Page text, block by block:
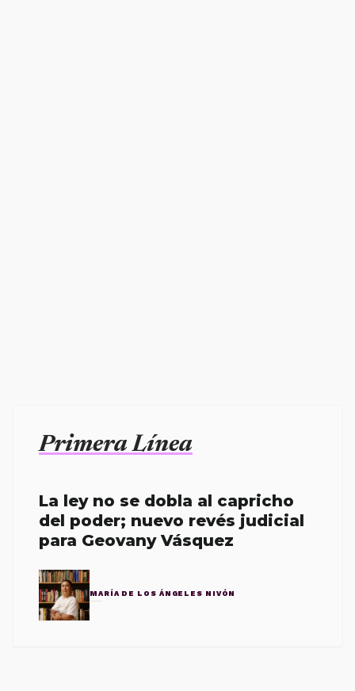
Primera Línea
La ley no se dobla al capricho
del poder; nuevo revés judicial
para Geovany Vásquez
MARÍA DE LOS ÁNGELES NIVÓN